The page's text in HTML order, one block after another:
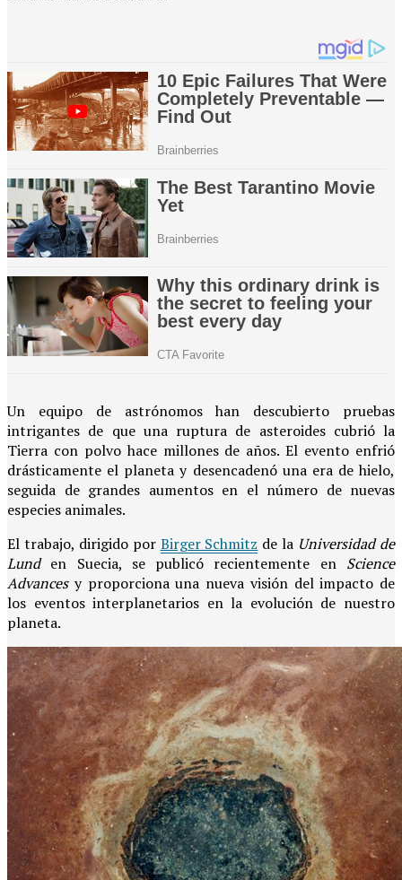
Un equipo de astrónomos han descubierto pruebas
intrigantes de que una ruptura de asteroides cubrió la
Tierra con polvo hace millones de años. El evento enfrió
drásticamente el planeta y desencadenó una era de hielo,
seguida de grandes aumentos en el número de nuevas
especies animales.
El trabajo, dirigido por Birger Schmitz de la Universidad de
Lunden Suecia, se publicó recientemente en Science
Advancesy proporciona una nueva visión del impacto de
los eventos interplanetarios en la evolución de nuestro
planeta.